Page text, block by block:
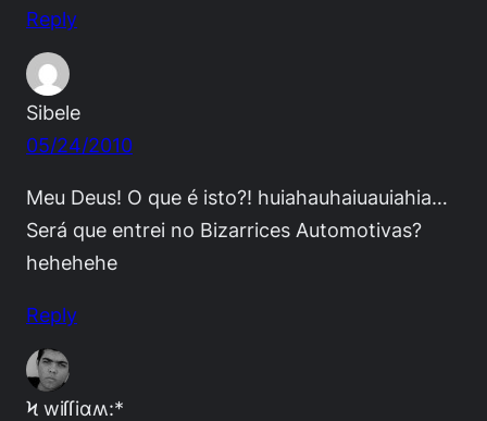
Reply
Sibele
05/24/2010
Meu Deus! O que é isto?! huiahauhaiuauiahia…
Será que entrei no Bizarrices Automotivas?
hehehehe
Reply
Ϟ wiſſiαʍ:*